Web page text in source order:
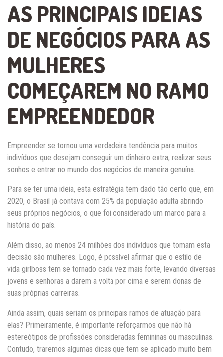
AS PRINCIPAIS IDEIAS
DE NEGÓCIOS PARA AS
MULHERES
COMEÇAREM NO RAMO
EMPREENDEDOR
Empreender se tornou uma verdadeira tendência para muitos
indivíduos que desejam conseguir um dinheiro extra, realizar seus
sonhos e entrar no mundo dos negócios de maneira genuína.
Para se ter uma ideia, esta estratégia tem dado tão certo que, em
2020, o Brasil já contava com 25% da população adulta abrindo
seus próprios negócios, o que foi considerado um marco para a
história do país.
Além disso, ao menos 24 milhões dos indivíduos que tomam esta
decisão são mulheres. Logo, é possível afirmar que o estilo de
vida girlboss tem se tornado cada vez mais forte, levando diversas
jovens e senhoras a darem a volta por cima e serem donas de
suas próprias carreiras.
Ainda assim, quais seriam os principais ramos de atuação para
elas? Primeiramente, é importante reforçarmos que não há
estereótipos de profissões consideradas femininas ou masculinas.
Contudo, traremos algumas dicas que tem se aplicado muito bem